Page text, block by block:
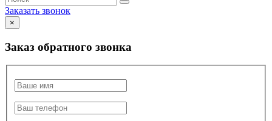
Заказать звонок
×
Заказ обратного звонка